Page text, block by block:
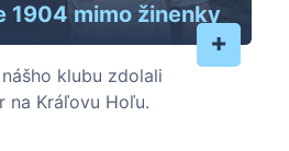
1904 mimo žinenky
+
nášho klubu zdolali
na Kráľovu Hoľu.